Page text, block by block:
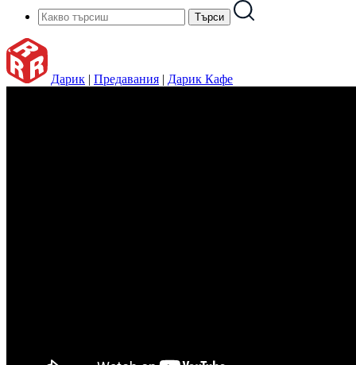
Дарик | Предавания | Дарик Кафе